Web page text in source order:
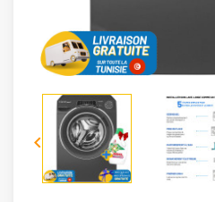
Réseau
Sécurité
Mobilités
Loisirs
